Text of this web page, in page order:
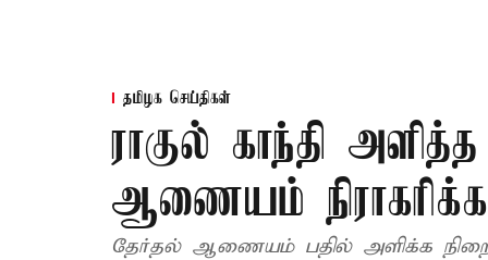
தமிழக செய்திகள்
ராகுல் காந்தி
ஆணையம் நிராகரிக்க
தேர்தல் ஆணையம் பதில் அளிக்க நிறைய